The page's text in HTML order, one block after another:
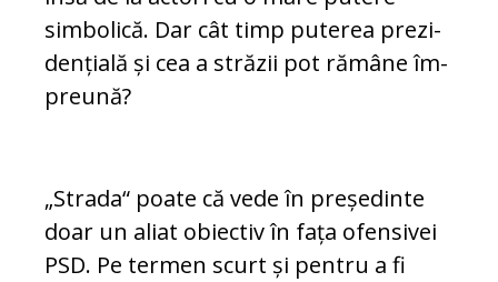
simbolică. Dar cât timp puterea pre­zi­
dențială și cea a străzii pot rămâne îm­
preună?
„Strada“ poate că vede în președinte
doar un aliat obiectiv în fața ofensivei
PSD. Pe termen scurt și pentru a fi